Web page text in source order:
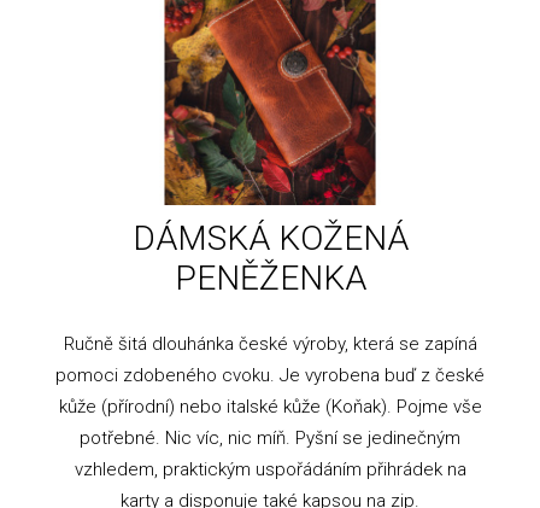
DÁMSKÁ KOŽENÁ
PENĚŽENKA
Ručně šitá dlouhánka české výroby, která se zapíná
pomoci zdobeného cvoku. Je vyrobena buď z české
kůže (přírodní) nebo italské kůže (Koňak). Pojme vše
potřebné. Nic víc, nic míň. Pyšní se jedinečným
vzhledem, praktickým uspořádáním přihrádek na
karty a disponuje také kapsou na zip.